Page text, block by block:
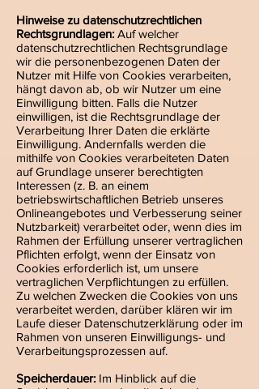
Hinweise zu datenschutzrechtlichen
Rechtsgrundlagen: Auf welcher
datenschutzrechtlichen Rechtsgrundlage
wir die personenbezogenen Daten der
Nutzer mit Hilfe von Cookies verarbeiten,
hängt davon ab, ob wir Nutzer um eine
Einwilligung bitten. Falls die Nutzer
einwilligen, ist die Rechtsgrundlage der
Verarbeitung Ihrer Daten die erklärte
Einwilligung. Andernfalls werden die
mithilfe von Cookies verarbeiteten Daten
auf Grundlage unserer berechtigten
Interessen (z. B. an einem
betriebswirtschaftlichen Betrieb unseres
Onlineangebotes und Verbesserung seiner
Nutzbarkeit) verarbeitet oder, wenn dies im
Rahmen der Erfüllung unserer vertraglichen
Pflichten erfolgt, wenn der Einsatz von
Cookies erforderlich ist, um unsere
vertraglichen Verpflichtungen zu erfüllen.
Zu welchen Zwecken die Cookies von uns
verarbeitet werden, darüber klären wir im
Laufe dieser Datenschutzerklärung oder im
Rahmen von unseren Einwilligungs- und
Verarbeitungsprozessen auf.
Speicherdauer: Im Hinblick auf die